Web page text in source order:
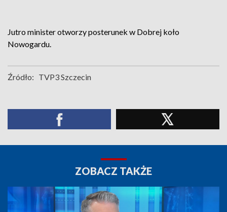
Jutro minister otworzy posterunek w Dobrej koło
Nowogardu.
Źródło: TVP3 Szczecin
ZOBACZ TAKŻE